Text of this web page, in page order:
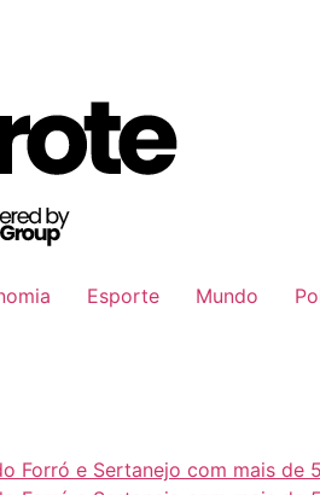
Esporte Mundo
Forró e Sertanejo com mais de